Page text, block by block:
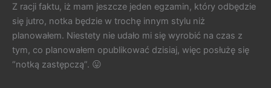
Z racji faktu, iż mam jeszcze jeden egzamin, który odbędzie
się jutro, notka będzie w trochę innym stylu niż
planowałem. Niestety nie udało mi się wyrobić na czas z
tym, co planowałem opublikować dzisiaj, więc posłużę się
“notką zastępczą”. 😛